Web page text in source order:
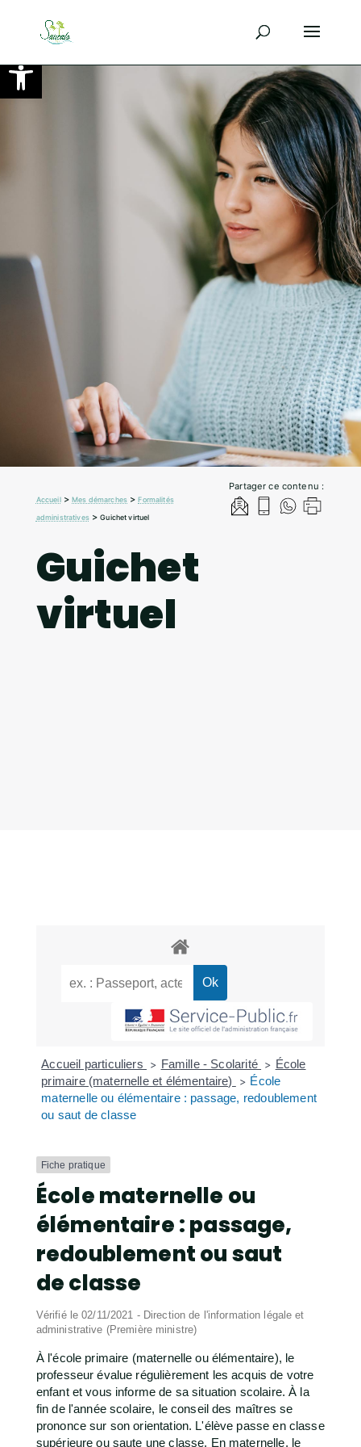
Ouvrir la barre d’outils
Partager ce contenu :
Accueil>Mes démarches >Formalités
administratives>Guichet virtuel
Guichet
virtuel
Accueil particuliers > Famille - Scolarité > École
primaire (maternelle et élémentaire)
> École
maternelle ou élémentaire : passage, redoublement
ou saut de classe
Fiche pratique
École maternelle ou
élémentaire : passage,
redoublement ou saut
de classe
Vérifié le 02/11/2021 - Direction de l'information légale et
administrative (Première ministre)
À l'école primaire (maternelle ou élémentaire), le
professeur évalue régulièrement les acquis de votre
enfant et vous informe de sa situation scolaire. À la
fin de l'année scolaire, le conseil des maîtres se
prononce sur son orientation. L'élève passe en classe
supérieure ou saute une classe. En maternelle, le